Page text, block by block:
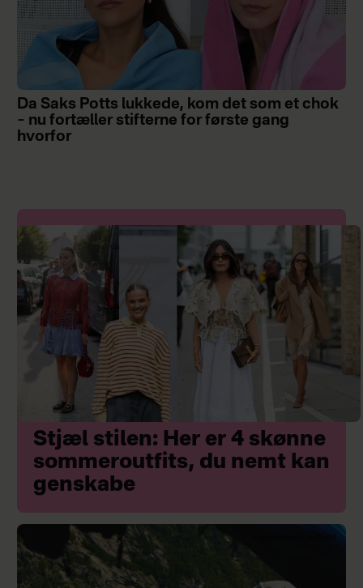
Da Saks Potts lukkede, kom det som et chok
– nu fortæller stifterne for første gang
hvorfor
Stjæl stilen: Her er 4 skønne
sommeroutfits, du nemt kan
genskabe